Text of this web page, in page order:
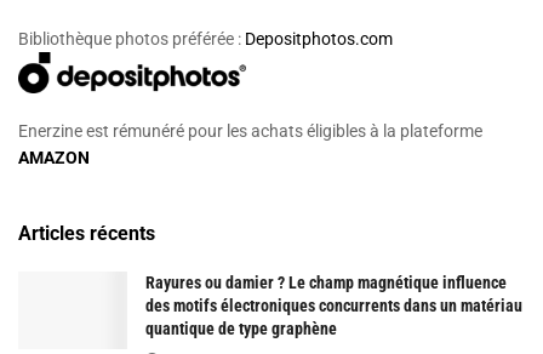
Bibliothèque photos préférée : Depositphotos.com
Enerzine est rémunéré pour les achats éligibles à la plateforme
AMAZON
Articles récents
Rayures ou damier ? Le champ magnétique influence
des motifs électroniques concurrents dans un matériau
quantique de type graphène